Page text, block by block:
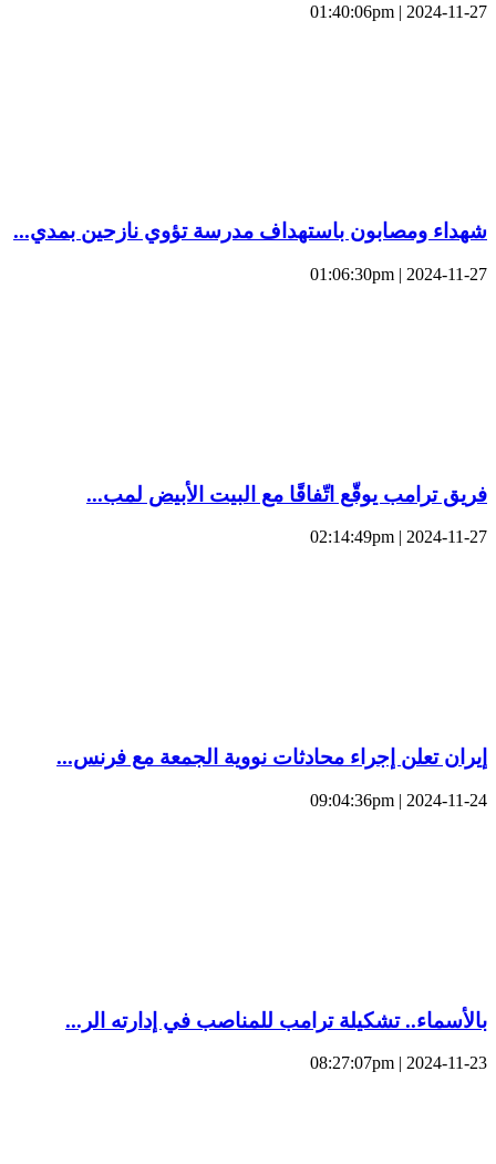
2024-11-27 | 01:40:06pm
شهداء ومصابون باستهداف مدرسة تؤوي نازحين بمدي...
2024-11-27 | 01:06:30pm
فريق ترامب يوقّع اتّفاقًا مع البيت الأبيض لمب...
2024-11-27 | 02:14:49pm
إيران تعلن إجراء محادثات نووية الجمعة مع فرنس...
2024-11-24 | 09:04:36pm
بالأسماء.. تشكيلة ترامب للمناصب في إدارته الر...
2024-11-23 | 08:27:07pm